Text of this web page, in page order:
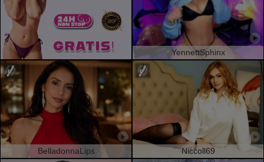
YennettSphinx
BelladonnaLips Niccoll69